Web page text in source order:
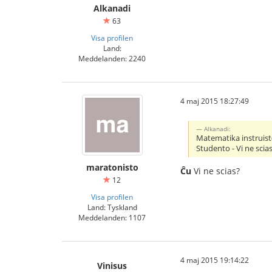
Alkanadi
63
Visa profilen
Land:
Meddelanden: 2240
maratonisto
12
Visa profilen
Land: Tyskland
Meddelanden: 1107
4 maj 2015 18:27:49
Alkanadi:
Matematika
Studento - Vi ne
Ĉu Vi ne scias?
Vinisus 4 maj 2015 19:14:22